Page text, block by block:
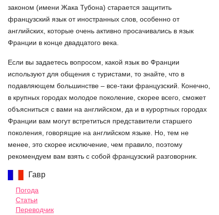
законом (имени Жака Тубона) старается защитить
французский язык от иностранных слов, особенно от
английских, которые очень активно просачивались в язык
Франции в конце двадцатого века.
Если вы задаетесь вопросом, какой язык во Франции
используют для общения с туристами, то знайте, что в
подавляющем большинстве – все-таки французский. Конечно,
в крупных городах молодое поколение, скорее всего, сможет
объясниться с вами на английском, да и в курортных городах
Франции вам могут встретиться представители старшего
поколения, говорящие на английском языке. Но, тем не
менее, это скорее исключение, чем правило, поэтому
рекомендуем вам взять с собой французский разговорник.
Гавр
Погода
Статьи
Переводчик